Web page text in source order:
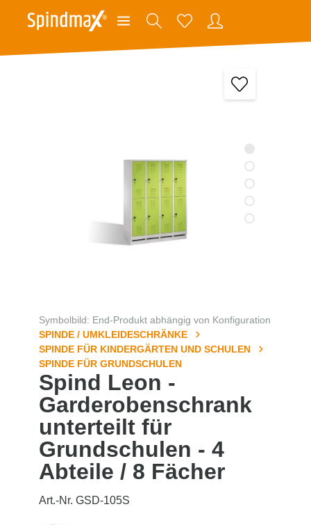
Symbolbild: End-Produkt abhängig von Konfiguration
SPINDE / UMKLEIDESCHRÄNKE
SPINDE FÜR KINDERGÄRTEN UND SCHULEN
SPINDE FÜR GRUNDSCHULEN
Spind Leon -
Garderobenschrank
unterteilt für
Grundschulen - 4
Abteile / 8 Fächer
Art.-Nr. GSD-105S